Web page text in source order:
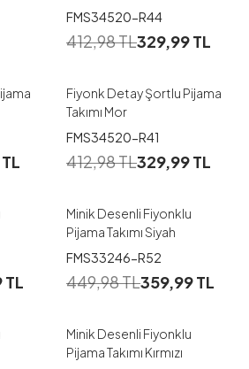
FMS34520-R44
412,98TL329,99TL
TL
M L XL XXL
Fiyonk Detay Şortlu Pijama
Takımı Mor
FMS34520-R41
412,98TL329,99TL
TL
M L XL XXL
Minik Desenli Fiyonklu
Pijama Takımı Siyah
FMS33246-R52
449,98TL359,99TL
M L XL XXL
Minik Desenli Fiyonklu
Pijama Takımı Kırmızı